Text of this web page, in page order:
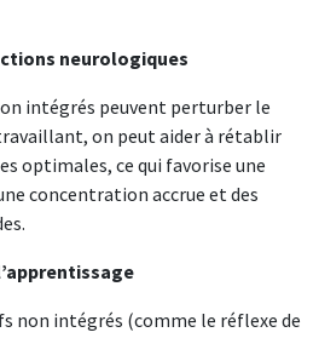
neurologiques
intégrés peuvent perturber le
on peut aider à rétablir
optimales, ce qui favorise une
concentration accrue et des
non intégrés (comme le réflexe de